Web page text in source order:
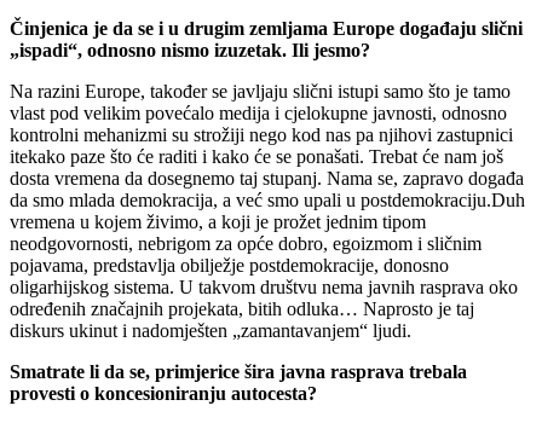
Činjenica je da se i u drugim zemljama Europe događaju slični
„ispadi“, odnosno nismo izuzetak. Ili jesmo?
Na razini Europe, također se javljaju slični istupi samo što je tamo
vlast pod velikim povećalo medija i cjelokupne javnosti, odnosno
kontrolni mehanizmi su strožiji nego kod nas pa njihovi zastupnici
itekako paze što će raditi i kako će se ponašati. Trebat će nam još
dosta vremena da dosegnemo taj stupanj. Nama se, zapravo događa
da smo mlada demokracija, a već smo upali u postdemokraciju.Duh
vremena u kojem živimo, a koji je prožet jednim tipom
neodgovornosti, nebrigom za opće dobro, egoizmom i sličnim
pojavama, predstavlja obilježje postdemokracije, donosno
oligarhijskog sistema. U takvom društvu nema javnih rasprava oko
određenih značajnih projekata, bitih odluka… Naprosto je taj
diskurs ukinut i nadomješten „zamantavanjem“ ljudi.
Smatrate li da se, primjerice šira javna rasprava trebala
provesti o koncesioniranju autocesta?